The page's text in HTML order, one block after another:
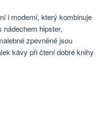
i moderní, který kombinuje
hipster,
zpevněné jsou
kávy při čtení dobré knihy